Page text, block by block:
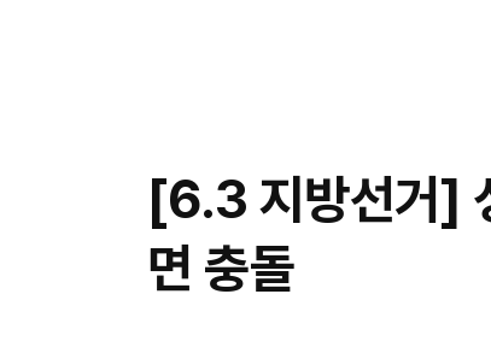
[6.3 지방선거]
면 충돌